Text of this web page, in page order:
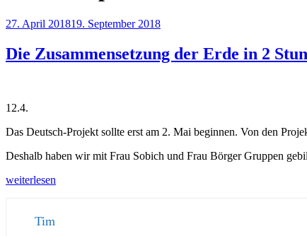
Veröffentlicht
27. April 201819. September 2018
Die Zusammensetzung der Erde in 2
12.4.
Das Deutsch-Projekt sollte erst am 2. Mai beginnen. Von den
Deshalb haben wir mit Frau Sobich und Frau Börger Gruppen
„Die
weiterlesen
Tim